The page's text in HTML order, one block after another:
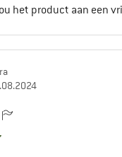
het product aan een